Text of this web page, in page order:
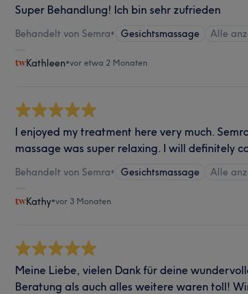
Super Behandlung! Ich bin sehr zufrieden
Behandelt von Semra• Gesichtsmassage Alle
Kathleen•vor etwa 2 Monaten
I enjoyed my treatment here very much.
massage was super relaxing. I will definitely
Behandelt von Semra• Gesichtsmassage Alle
Kathy•vor 3 Monaten
Meine Liebe, vielen Dank für deine
Beratung als auch alles weitere waren toll!